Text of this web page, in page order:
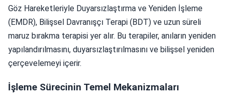
Göz Hareketleriyle Duyarsızlaştırma ve Yeniden İşleme
(EMDR), Bilişsel Davranışçı Terapi (BDT) ve uzun süreli
maruz bırakma terapisi yer alır. Bu terapiler, anıların yeniden
yapılandırılmasını, duyarsızlaştırılmasını ve bilişsel yeniden
çerçevelemeyi içerir.
İşleme Sürecinin Temel Mekanizmaları